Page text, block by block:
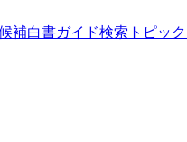
補白書ガイド検索トピック